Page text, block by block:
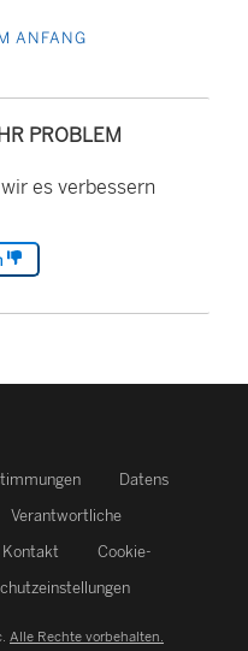
ANFANG
PROBLEM
es verbessern
Datens
Verantwortliche
Kontakt
Cookie-
Alle Rechte vorbehalten.